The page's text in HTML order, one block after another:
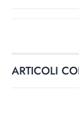
ARTICOLI